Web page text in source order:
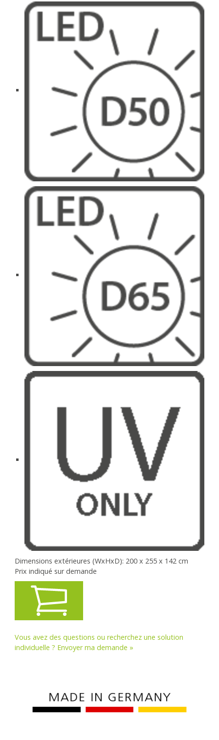
Dimensions extérieures (WxHxD): 200 x 255 x 142 cm
Prix indiqué sur demande
Vous avez des questions ou recherchez une solution
individuelle ? Envoyer ma demande »